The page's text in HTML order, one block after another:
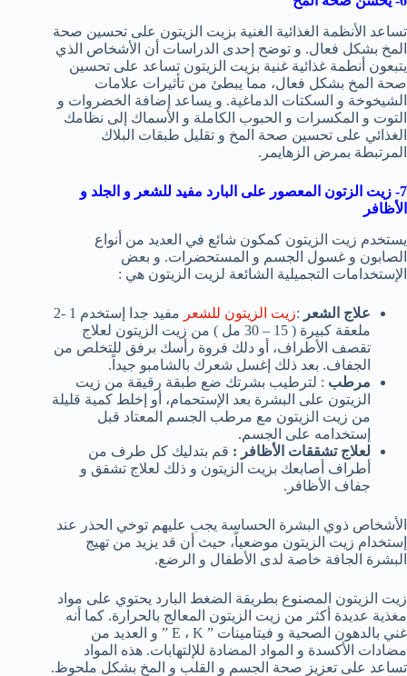
تساعد الأنظمة الغذائية الغنية بزيت الزيتون على تحسين صحة
المخ بشكل فعال. و توضح إحدى الدراسات أن الأشخاص الذي
يتبعون أنطمة غذائية غنية بزيت الزيتون تساعد على تحسين
صحة المخ بشكل فعال، مما يبطئ من تأثيرات علامات
الشيخوخة و السكتات الدماغية. و يساعد إضافة الخضروات و
التوت و المكسرات و الحبوب الكاملة و الأسماك إلى نظامك
الغذائي على تحسين صحة المخ و تقليل طبقات البلاك
المرتبطة بمرض الزهايمر.
7- زيت الزتون المعصور على البارد مفيد للشعر و الجلد و
الأظافر
يستخدم زيت الزيتون كمكون شائع في العديد من أنواع
الصابون و غسول الجسم و المستحضرات. و بعض
الإستخدامات التجميلية الشائعة لزيت الزيتون هي :
علاج الشعر :زيت الزيتون للشعر
مفيد جدا إستخدم 1 -2
ملعقة كبيرة ( 15 – 30 مل ) من زيت الزيتون لعلاج
تقصف الأطراف، أو دلك فروة رأسك برفق للتخلص من
الجفاف. بعد ذلك إغسل شعرك بالشامبو جيداً.
مرطب : لترطيب بشرتك ضع طبقة رقيقة من زيت
الزيتون على البشرة بعد الإستحمام، أو إخلط كمية قليلة
من زيت الزيتون مع مرطب الجسم المعتاد قبل
إستخدامه على الجسم.
لعلاج تشققات الأظافر : قم بتدليك كل طرف من
أطراف أصابعك بزيت الزيتون و ذلك لعلاج تشقق و
جفاف الأظافر.
الأشخاص ذوي البشرة الحساسة يجب عليهم توخي الحذر عند
إستخدام زيت الزيتون موضعياً، حيث أن قد يزيد من تهيج
البشرة الجافة خاصة لدى الأطفال و الرضع.
زيت الزيتون المصنوع بطريقة الضغط البارد يحتوي على مواد
مغذية عديدة أكثر من زيت الزيتون المعالج بالحرارة. كما أنه
غني بالدهون الصحية و فيتامينات ” E ، K ” و العديد من
مضادات الأكسدة و المواد المضادة للإلتهابات. هذه المواد
تساعد على تعزيز صحة الجسم و القلب و المخ بشكل ملحوظ.